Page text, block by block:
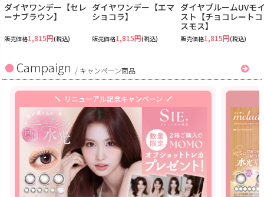
ダイヤワンデー【セレ
ーナブラウン】
販売価格1,815円(税込)
ダイヤワンデー【エマ
ショコラ】
販売価格1,815円(税込)
ダイヤブルームUVモ
スト【チョコレートコ
スモス】
販売価格1,815円(税込)
Campaign / キャンペーン商品
リニューアル記念キャンペーン